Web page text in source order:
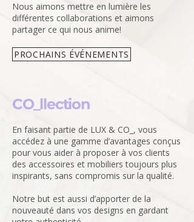
Nous aimons mettre en lumière les
différentes collaborations et aimons
partager ce qui nous anime!
PROCHAINS ÉVÉNEMENTS
CO_llection
En faisant partie de LUX & CO_, vous
accédez à une gamme d’avantages conçus
pour vous aider à proposer à vos clients
des accessoires et mobiliers toujours plus
inspirants, sans compromis sur la qualité.
Notre but est aussi d’apporter de la
nouveauté dans vos designs en gardant